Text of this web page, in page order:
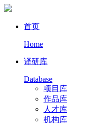
首页
Home
译研库
Database
项目库
作品库
人才库
机构库